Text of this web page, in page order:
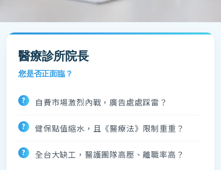
醫療診所院長
您是否正面臨？
自費市場激烈內戰，廣告處處踩雷？
健保點值縮水，且《醫療法》限制重重？
全台大缺工，醫護團隊高壓、離職率高？